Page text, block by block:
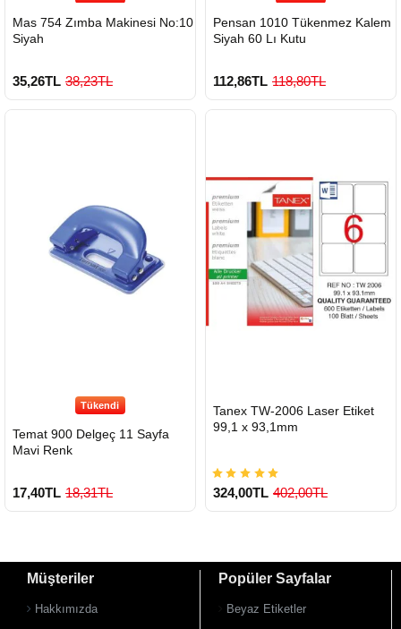
Mas 754 Zımba Makinesi No:10
Siyah
35,26TL 38,23TL
Pensan 1010 Tükenmez Kalem
Siyah 60 Lı Kutu
112,86TL 118,80TL
Tükendi
Temat 900 Delgeç 11 Sayfa
Mavi Renk
17,40TL 18,31TL
GÖNDERİ
Tanex TW-2006 Laser Etiket
99,1 x 93,1mm
324,00TL 402,00TL
Müşteriler
Hakkımızda
Popüler Sayfalar
Beyaz Etiketler